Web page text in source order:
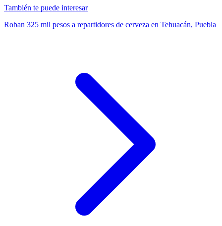
También te puede interesar
Roban 325 mil pesos a repartidores de cerveza en Tehuacán, Puebla